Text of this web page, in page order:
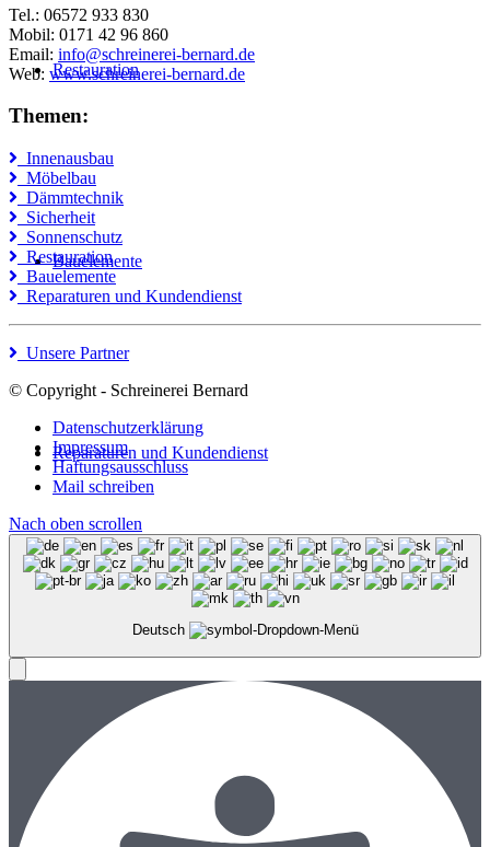
Restauration
Bauelemente
Reparaturen und Kundendienst
Tel.: 06572 933 830
Mobil: 0171 42 96 860
Email: info@schreinerei-bernard.de
Web: www.schreinerei-bernard.de
Themen:
Innenausbau
Möbelbau
Dämmtechnik
Sicherheit
Sonnenschutz
Restauration
Bauelemente
Reparaturen und Kundendienst
Unsere Partner
© Copyright - Schreinerei Bernard
Datenschutzerklärung
Impressum
Haftungsausschluss
Mail schreiben
Nach oben scrollen
Deutsch